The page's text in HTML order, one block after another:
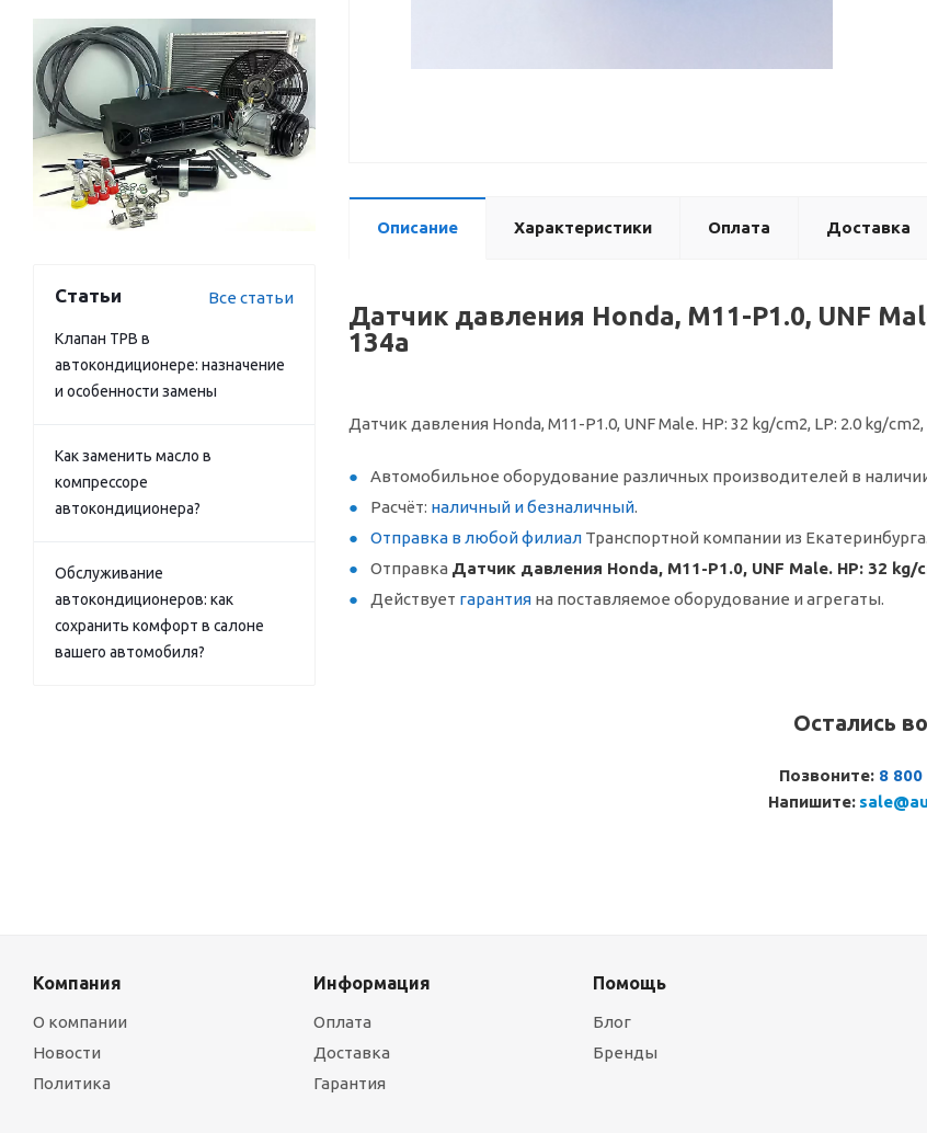
Описание Характеристики Оплата Доставка
Датчик давления Honda, M11-P1.0, UNF
134a
Датчик давления Honda, M11-P1.0, UNF Male. HP: 32 kg/cm2, LP: 2.0 kg/cm2,
Автомобильное оборудование различных производителей в
Расчёт: наличный и безналичный.
Отправка в любой филиал Транспортной компании из Екатеринбурга.
Отправка Датчик давления Honda, M11-P1.0, UNF Male. HP: 32 kg/
Действует гарантия на поставляемое оборудование и агрегаты.
Остались
Позвоните: 8
Напишите:
Статьи Все статьи
Клапан ТРВ в
автокондиционере: назначение
и особенности замены
Как заменить масло в
компрессоре
автокондиционера?
Обслуживание
автокондиционеров: как
сохранить комфорт в салоне
вашего автомобиля?
Компания
О компании
Новости
Политика
Информация
Оплата
Доставка
Гарантия
Помощь
Блог
Бренды